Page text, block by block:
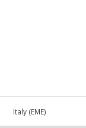
in Italy (EME)